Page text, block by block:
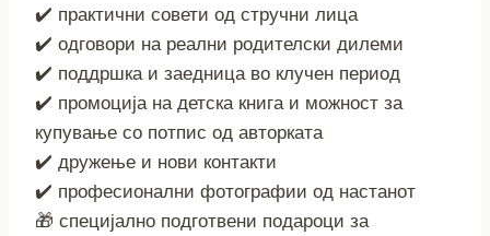
✔️ практични совети од стручни лица
✔️ одговори на реални родителски дилеми
✔️ поддршка и заедница во клучен период
✔️ промоција на детска книга и можност за
купување со потпис од авторката
✔️ дружење и нови контакти
✔️ професионални фотографии од настанот
🎁 специјално подготвени подароци за